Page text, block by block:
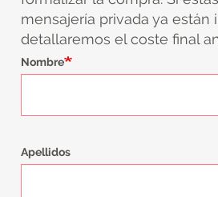
mensajería privada ya
detallaremos el coste final
Nombre
Apellidos